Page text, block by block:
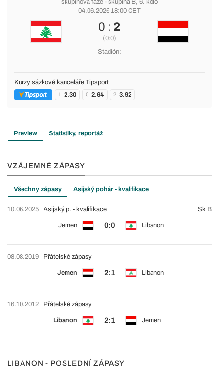
skupinová fáze - skupina B, 6. kolo
04.06.2026 18:00 CET
0 : 2
(0:0)
Stadión:
Kurzy sázkové kanceláře Tipsport
1 2.30 0 2.64 2 3.92
Preview Statistiky, reportáž
VZÁJEMNÉ ZÁPASY
Všechny zápasy Asijský pohár - kvalifikace
10.06.2025
Jemen 0:0 Libanon
Asijský p. - kvalifikace Sk B
08.08.2019
Jemen 2:1 Libanon
Přátelské zápasy
16.10.2012
Libanon 2:1 Jemen
Přátelské zápasy
LIBANON - POSLEDNÍ ZÁPASY